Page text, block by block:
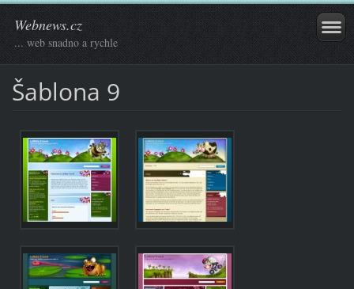
Webnews.cz
... web snadno a rychle
Šablona 9